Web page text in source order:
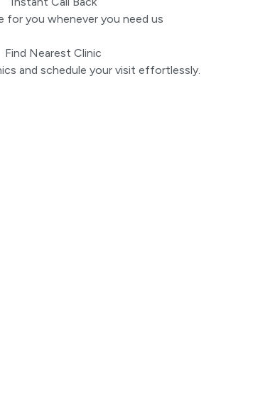
for you whenever you need us
Find Nearest Clinic
and schedule your visit effortlessly.